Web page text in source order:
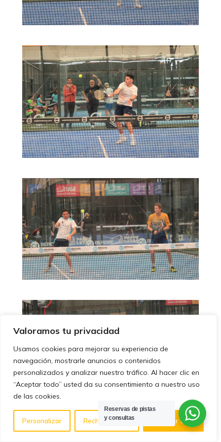
Valoramos tu privacidad
Usamos cookies para mejorar su experiencia de
navegación, mostrarle anuncios o contenidos
personalizados y analizar nuestro tráfico. Al hacer clic en
“Aceptar todo” usted da su consentimiento a nuestro uso
de las cookies.
Personalizar Rechazar todo Aceptar todo
Reservas de pistas
y consultas